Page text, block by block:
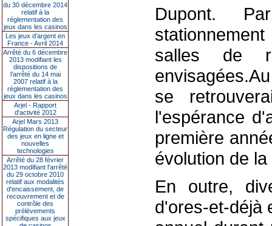
du 30 décembre 2014
relatif à la
réglementation des
jeux dans les casinos
Les jeux d’argent en
France - Avril 2014
Arrêté du 6 décembre
2013 modifiant les
dispositions de
l’arrêté du 14 mai
2007 relatif à la
réglementation des
jeux dans les casinos
Arjel - Rapport
d'activité 2012
Arjel Mars 2013
Régulation du secteur
des jeux en ligne et
nouvelles
technologies
Arrêté du 28 février
2013 modifiant l'arrêté
du 29 octobre 2010
relatif aux modalités
d'encaissement, de
recouvrement et de
contrôle des
prélèvements
spécifiques aux jeux
Dupont.
salles de
se
l'espérance
première
évolution de
En outre,
d'ores-et-déjà